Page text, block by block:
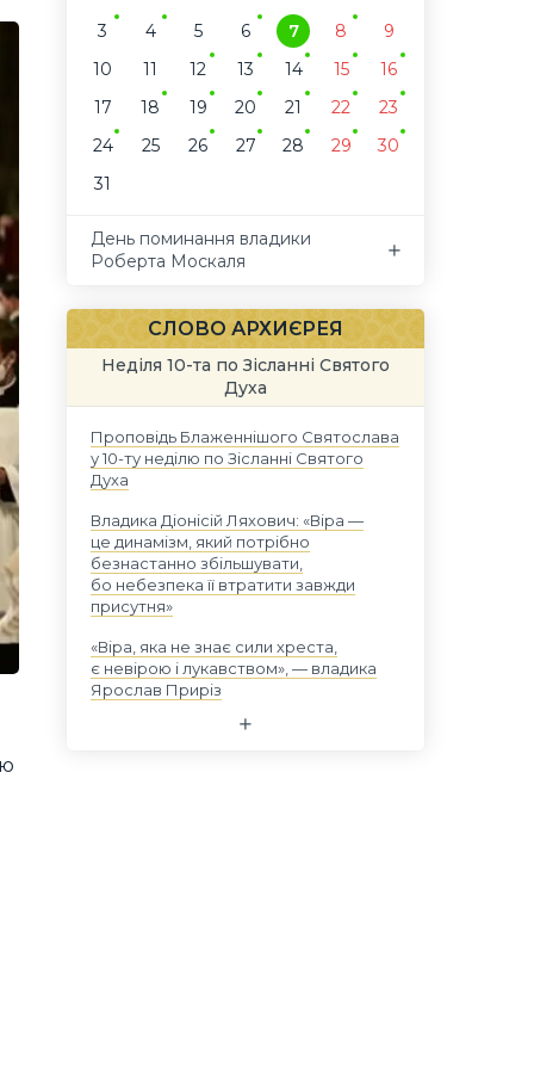
3
4 5 6 7 8
9
10
11 12 13 14 15
16
17
18 19 20 21 22
23
24
25 26 27 28 29
30
31
День поминання владики
Роберта Москаля
СЛОВО АРХИЄРЕЯ
Неділя 10-та по Зісланні Святого
Духа
Проповідь Блаженнішого Святослава
у 10-ту неділю по Зісланні Святого
Духа
Владика Діонісій Ляхович: «Віра —
це динамізм, який потрібно
безнастанно збільшувати,
бо небезпека її втратити завжди
присутня»
«Віра, яка не знає сили хреста,
є невірою і лукавством», — владика
Ярослав Приріз